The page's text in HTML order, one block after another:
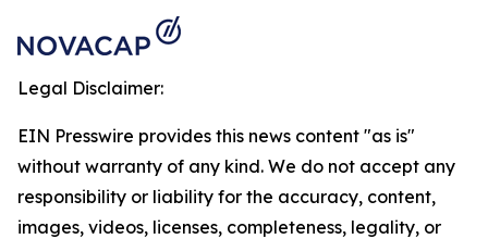
Legal Disclaimer:
EIN Presswire provides this news content "as is"
without warranty of any kind. We do not accept any
responsibility or liability for the accuracy, content,
images, videos, licenses, completeness, legality, or